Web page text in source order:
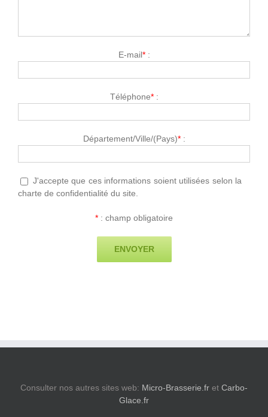
E-mail*:
Téléphone*:
Département/Ville/(Pays)*:
J'accepte que ces informations soient utilisées selon la
charte de confidentialité du site.
* : champ obligatoire
Consulter nos autres sites web: Micro-Brasserie.fr et Carbo-
Glace.fr